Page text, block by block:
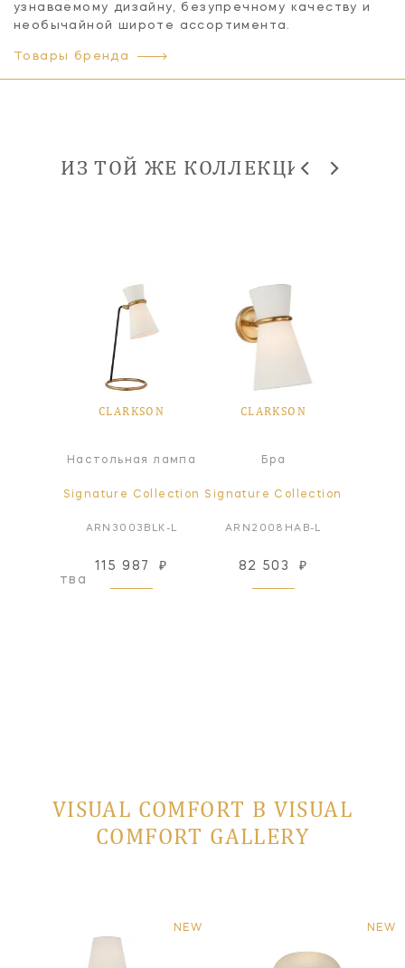
узнаваемому дизайну, безупречному качеству и
необычайной широте ассортимента.
Товары бренда
ИЗ ТОЙ ЖЕ КОЛЛЕКЦИИ
CLARKSON
Настольная лампа
Signature Collection
ARN3003BLK-L
115 987 ₽
CLARKSON
Бра
Signature Collection
ARN2008HAB-L
82 503 ₽
VISUAL COMFORT В VISUAL
COMFORT GALLERY
NEW NEW